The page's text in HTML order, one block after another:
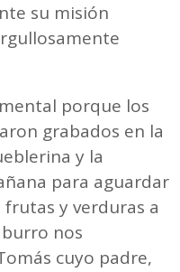
su misión
porque los
grabados en la
y la
para aguardar
y verduras a
nos
cuyo padre,